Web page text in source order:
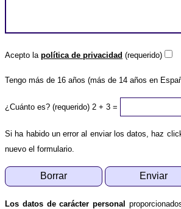
Acepto la política de privacidad (requerido)
Tengo más de 16 años (más de 14 años en
¿Cuánto es? (requerido) 2 + 3 =
Si ha habido un error al enviar los datos, haz
nuevo el formulario.
Los datos de carácter personal